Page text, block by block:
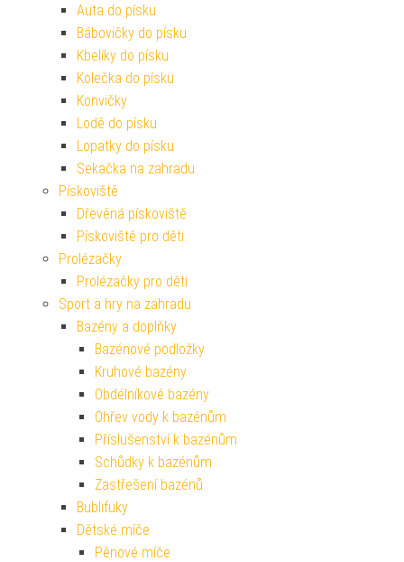
Auta do písku
Bábovičky do písku
Kbelíky do písku
Kolečka do písku
Konvičky
Lodě do písku
Lopatky do písku
Sekačka na zahradu
Pískoviště
Dřevěná pískoviště
Pískoviště pro děti
Prolézačky
Prolézačky pro děti
Sport a hry na zahradu
Bazény a doplňky
Bazénové podložky
Kruhové bazény
Obdélníkové bazény
Ohřev vody k bazénům
Příslušenství k bazénům
Schůdky k bazénům
Zastřešení bazénů
Bublifuky
Dětské míče
Pěnové míče